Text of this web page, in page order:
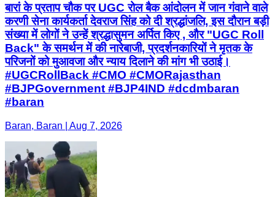
बारां के प्रताप चौक पर UGC रोल बैक आंदोलन में जान गंवाने वाले
करणी सेना कार्यकर्ता देवराज सिंह को दी श्रद्धांजलि, इस दौरान बड़ी
संख्या में लोगों ने उन्हें श्रद्धासुमन अर्पित किए , और "UGC Roll
Back" के समर्थन में की नारेबाजी, प्रदर्शनकारियों ने मृतक के
परिजनों को मुआवजा और न्याय दिलाने की मांग भी उठाई।
#UGCRollBack #CMO #CMORajasthan
#BJPGovernment #BJP4IND #dcdmbaran
#baran
Baran, Baran | Aug 7, 2026